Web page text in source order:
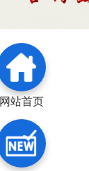
网站首页